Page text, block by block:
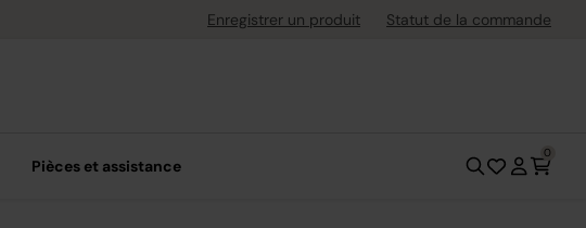
Livraison gratuite dès 40 € d'achatEnregistrer un produit Statut de la commande
Pièces et assistance
0